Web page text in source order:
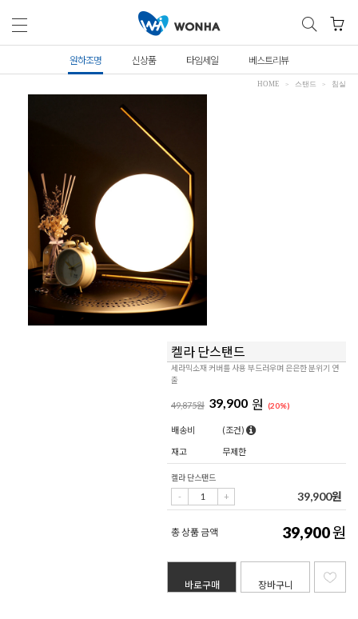
원하조명 신상품 타임세일 베스트리뷰
HOME 스탠드 침실
켈라 단스탠드
세라믹소재 커버를 사용 부드러우며 은은한 분위기 연
출
49,875원 39,900 원 (20%)
배송비 (조건)
재고 무제한
켈라 단스탠드
39,900원
총 상품 금액 39,900원
바로구매 장바구니